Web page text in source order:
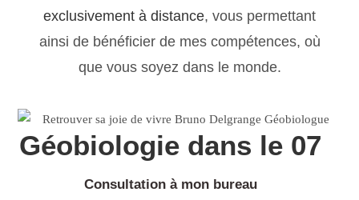
exclusivement à distance, vous permettant
ainsi de bénéficier de mes compétences, où
que vous soyez dans le monde.
Géobiologie dans le 07
Consultation à mon bureau